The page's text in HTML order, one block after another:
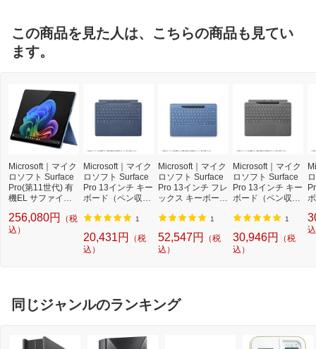
この商品を見た人は、こちらの商品も見てい
ます。
Microsoft｜マイク
ロソフト Surface
Pro(第11世代) 有
機EL サファイア
型 /Windows11 Ho
me(Arm版) /Snap
キーボード別売】
[ZIB00039]
256,080円
（税
込）
Microsoft｜マイク
ロソフト Surface
Pro 13インチ キー
ボード（ペン収納
別売り） マイクロ
ファイア 8XA002
33
1
20,431円
（税
込）
Microsoft｜マイク
ロソフト Surface
Pro 13インチ フレ
ックス キーボード
リム ペン付き）
ア 8YU00029
1
52,547円
（税
込）
Microsoft｜マイク
ロソフト Surface
Pro 13インチ キー
ボード（ペン収納
付き） マイクロソ
チナ 8X600232
1
30,946円
（税
込）
同じジャンルのランキング